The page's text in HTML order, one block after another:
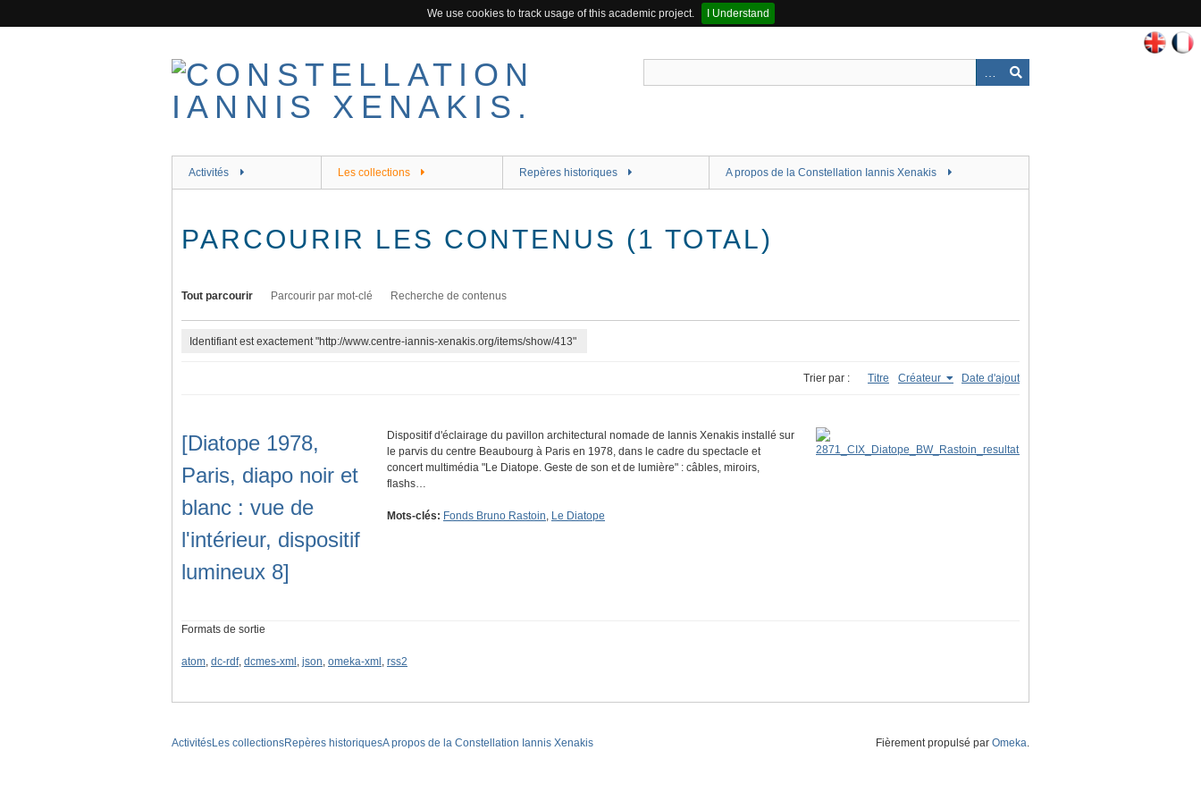
We use cookies to track usage of this academic project.
I Understand
Activités Les collections Repères historiques A propos de la Constellation Iannis Xenakis
PARCOURIR LES CONTENUS (1 TOTAL)
Tout parcourir Parcourir par mot-clé Recherche de contenus
Identifiant est exactement "http://www.centre-iannis-xenakis.org/items/show/413"
Trier par : Titre Créateur Date d'ajout
[Diatope 1978,
Paris, diapo noir et
blanc : vue de
l'intérieur, dispositif
lumineux 8]
Dispositif d'éclairage du pavillon architectural nomade de Iannis Xenakis installé sur
le parvis du centre Beaubourg à Paris en 1978, dans le cadre du spectacle et
concert multimédia "Le Diatope. Geste de son et de lumière" : câbles, miroirs,
flashs…
Mots-clés: Fonds Bruno Rastoin, Le Diatope
Formats de sortie
atom, dc-rdf, dcmes-xml , json, omeka-xml , rss2
ActivitésLes collectionsRepères historiquesA propos de la Constellation Iannis Xenakis Fièrement propulsé par Omeka.